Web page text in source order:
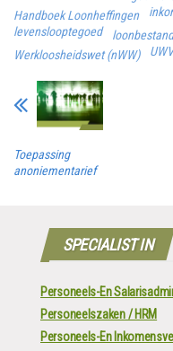
Handboek Loonheffingen
levenslooptegoed
Werkloosheidswet (nWW)
UWV
Toepassing
anoniementarief
SPECIALIST IN
Personeels-En
Personeelszaken / HRM
Personeels-En